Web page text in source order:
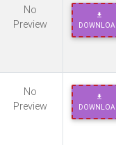
No
Preview
No
Preview